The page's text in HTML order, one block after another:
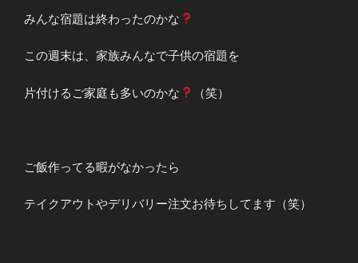
みんな宿題は終わったのかな
この週末は、家族みんなで子供の宿題を
片付けるご家庭も多いのかな （笑）
ご飯作ってる暇がなかったら
テイクアウトやデリバリー注文お待ちしてます（笑）